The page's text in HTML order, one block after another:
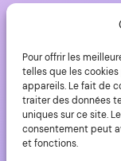
Pour offrir les
telles que les
appareils. Le fait de
traiter des données
uniques sur ce site.
consentement peut
et fonctions.
Hasselblad,